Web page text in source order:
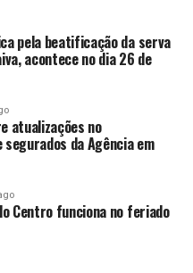
pela beatificação da serva
acontece no dia 26 de
atualizações no
da Agência em
Centro funciona no feriado